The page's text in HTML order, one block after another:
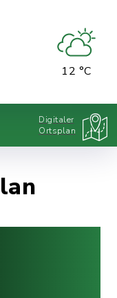
12 °C
Digitaler
Ortsplan